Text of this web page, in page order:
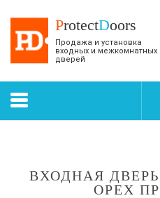
ProtectDoors
Продажа и установка
входных и межкомнатных
дверей
ВХОДНАЯ
ОРЕХ